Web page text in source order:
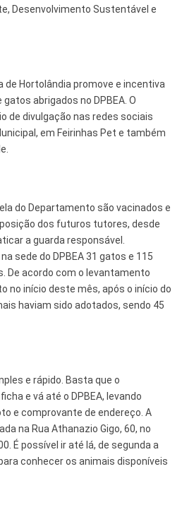
Desenvolvimento Sustentável e
de Hortolândia promove e incentiva
abrigados no DPBEA. O
de divulgação nas redes sociais
em Feirinhas Pet e também
do Departamento são vacinados e
dos futuros tutores, desde
a guarda responsável.
sede do DPBEA 31 gatos e 115
De acordo com o levantamento
no início deste mês, após o início do
haviam sido adotados, sendo 45
e rápido. Basta que o
e vá até o DPBEA, levando
e comprovante de endereço. A
na Rua Athanazio Gigo, 60, no
É possível ir até lá, de segunda a
conhecer os animais disponíveis